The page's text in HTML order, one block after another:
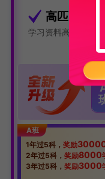
高匹配·全资
学习资料高度匹配课
A班
1年过5科， 奖励
2年过5科， 奖励8000
3年过5科， 奖励3000